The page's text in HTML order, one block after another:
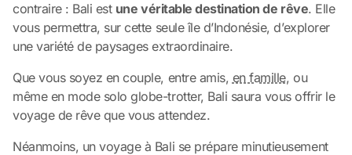
contraire : Bali est une véritable destination de rêve. Elle
vous permettra, sur cette seule île d’Indonésie, d’explorer
une variété de paysages extraordinaire.
Que vous soyez en couple, entre amis, en famille, ou
même en mode solo globe-trotter, Bali saura vous offrir le
voyage de rêve que vous attendez.
Néanmoins, un voyage à Bali se prépare minutieusement